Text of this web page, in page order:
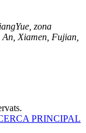
zona
Xiamen, Fujian,
PRINCIPAL